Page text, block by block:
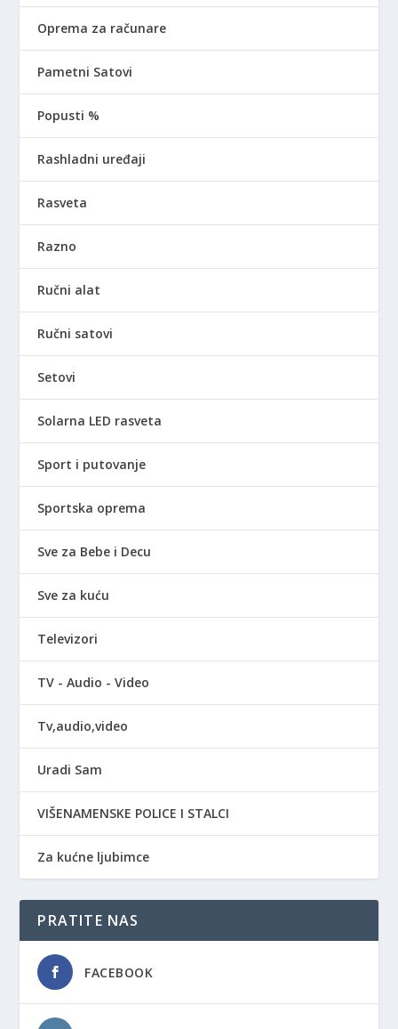
Oprema za računare
Pametni Satovi
Popusti %
Rashladni uređaji
Rasveta
Razno
Ručni alat
Ručni satovi
Setovi
Solarna LED rasveta
Sport i putovanje
Sportska oprema
Sve za Bebe i Decu
Sve za kuću
Televizori
TV - Audio - Video
Tv,audio,video
Uradi Sam
VIŠENAMENSKE POLICE I STALCI
Za kućne ljubimce
PRATITE NAS
FACEBOOK